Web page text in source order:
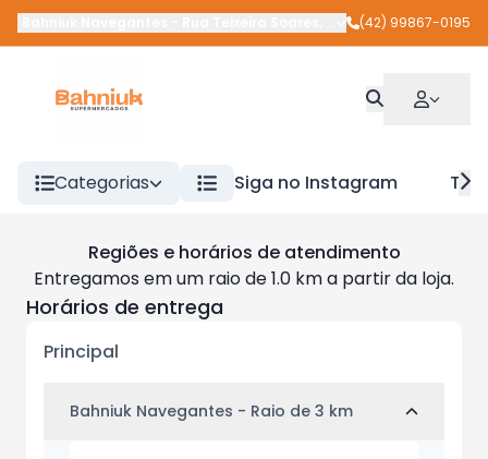
União da Vitória- PR
(42) 99867-0195
Categorias Siga no Instagram
Regiões e horários de atendimento
Entregamos em um raio de 1.0 km a partir da loja.
Horários de entrega
Principal
Bahniuk Navegantes - Raio de 3 km